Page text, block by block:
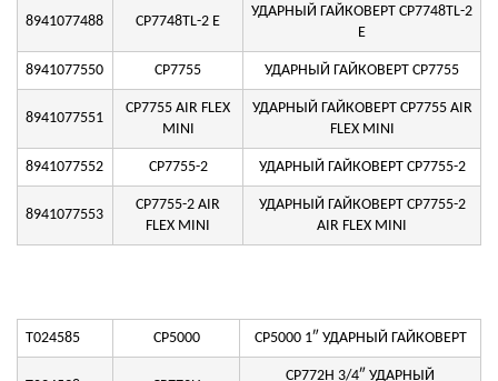
8941077488 CP7748TL-2 E
УДАРНЫЙ ГАЙКОВЕРТ CP7748TL-2
E
8941077550 CP7755 УДАРНЫЙ ГАЙКОВЕРТ CP7755
8941077551
CP7755 AIR FLEX
MINI
УДАРНЫЙ ГАЙКОВЕРТ CP7755 AIR
FLEX MINI
8941077552 CP7755-2 УДАРНЫЙ ГАЙКОВЕРТ CP7755-2
8941077553
CP7755-2 AIR
FLEX MINI
УДАРНЫЙ ГАЙКОВЕРТ CP7755-2
AIR FLEX MINI
T024585 CP5000 CP5000 1″ УДАРНЫЙ ГАЙКОВЕРТ
CP772H 3/4″ УДАРНЫЙ